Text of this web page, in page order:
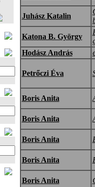
Juhász Katalin
Katona B. György
Hodász András
Petrőczi Éva
Boris Anita
Boris Anita
Boris Anita
Boris Anita
Boris Anita